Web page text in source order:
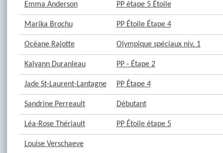
Emma Anderson PP étape 5 Étoile
Marika Brochu PP Étoile Étape 4
Océane Rajotte Olympique spéciaux niv. 1
Kalyann Duranleau PP - Étape 2
Jade St-Laurent-Lantagne PP Étape 4
Sandrine Perreault Débutant
Léa-Rose Thériault PP Étoile étape 5
Louise Verschaeve